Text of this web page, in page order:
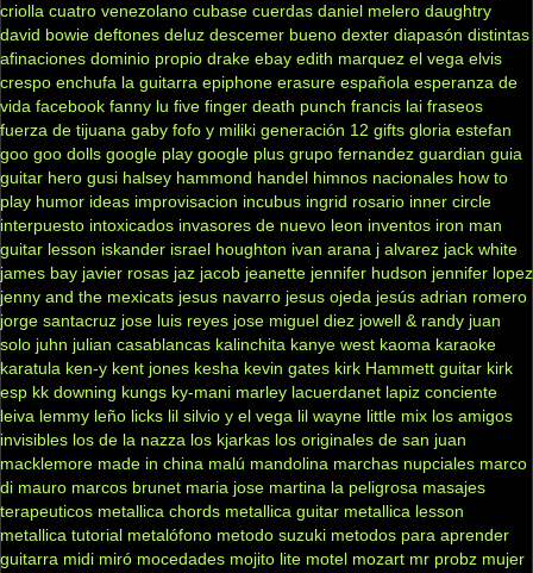
criolla cuatro venezolano cubase cuerdas daniel melero daughtry
david bowie deftones deluz descemer bueno dexter diapasón distintas
afinaciones dominio propio drake ebay edith marquez el vega elvis
crespo enchufa la guitarra epiphone erasure española esperanza de
vida facebook fanny lu five finger death punch francis lai fraseos
fuerza de tijuana gaby fofo y miliki generación 12 gifts gloria estefan
goo goo dolls google play google plus grupo fernandez guardian guia
guitar hero gusi halsey hammond handel himnos nacionales how to
play humor ideas improvisacion incubus ingrid rosario inner circle
interpuesto intoxicados invasores de nuevo leon inventos iron man
guitar lesson iskander israel houghton ivan arana j alvarez jack white
james bay javier rosas jaz jacob jeanette jennifer hudson jennifer lopez
jenny and the mexicats jesus navarro jesus ojeda jesús adrian romero
jorge santacruz jose luis reyes jose miguel diez jowell & randy juan
solo juhn julian casablancas kalinchita kanye west kaoma karaoke
karatula ken-y kent jones kesha kevin gates kirk Hammett guitar kirk
esp kk downing kungs ky-mani marley lacuerdanet lapiz conciente
leiva lemmy leño licks lil silvio y el vega lil wayne little mix los amigos
invisibles los de la nazza los kjarkas los originales de san juan
macklemore made in china malú mandolina marchas nupciales marco
di mauro marcos brunet maria jose martina la peligrosa masajes
terapeuticos metallica chords metallica guitar metallica lesson
metallica tutorial metalófono metodo suzuki metodos para aprender
guitarra midi miró mocedades mojito lite motel mozart mr probz mujer